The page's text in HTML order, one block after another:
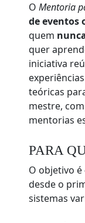
OMentoria
de eventos
quem
quer
iniciativa
teóricas
mestre,
mentorias
PARA
O objetivo é
desde o
sistemas